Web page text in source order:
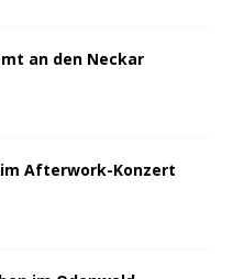
an den Neckar
Afterwork-Konzert